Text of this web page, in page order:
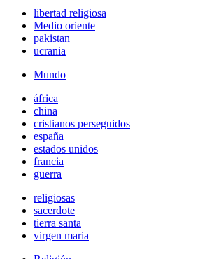
libertad religiosa
Medio oriente
pakistan
ucrania
Mundo
áfrica
china
cristianos perseguidos
españa
estados unidos
francia
guerra
religiosas
sacerdote
tierra santa
virgen maria